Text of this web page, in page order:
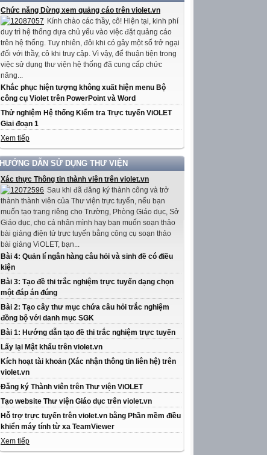
Chức năng Dừng xem quảng cáo trên violet.vn
Kính chào các thầy, cô! Hiện tại, kinh phí
duy trì hệ thống dựa chủ yếu vào việc đặt quảng cáo
trên hệ thống. Tuy nhiên, đôi khi có gây một số trở ngại
đối với thầy, cô khi truy cập. Vì vậy, để thuận tiện trong
việc sử dụng thư viện hệ thống đã cung cấp chức
năng...
Khắc phục hiện tượng không xuất hiện menu Bộ
công cụ Violet trên PowerPoint và Word
Thử nghiệm Hệ thống Kiểm tra Trực tuyến ViOLET
Giai đoạn 1
Xem tiếp
HƯỚNG DẪN SỬ DỤNG THƯ VIỆN
Xác thực Thông tin thành viên trên violet.vn
Sau khi đã đăng ký thành công và trở
thành thành viên của Thư viện trực tuyến, nếu bạn
muốn tạo trang riêng cho Trường, Phòng Giáo dục, Sở
Giáo dục, cho cá nhân mình hay bạn muốn soạn thảo
bài giảng điện tử trực tuyến bằng công cụ soạn thảo
bài giảng ViOLET, bạn...
Bài 4: Quản lí ngân hàng câu hỏi và sinh đề có điều
kiện
Bài 3: Tạo đề thi trắc nghiệm trực tuyến dạng chọn
một đáp án đúng
Bài 2: Tạo cây thư mục chứa câu hỏi trắc nghiệm
đồng bộ với danh mục SGK
Bài 1: Hướng dẫn tạo đề thi trắc nghiệm trực tuyến
Lấy lại Mật khẩu trên violet.vn
Kích hoạt tài khoản (Xác nhận thông tin liên hệ) trên
violet.vn
Đăng ký Thành viên trên Thư viện ViOLET
Tạo website Thư viện Giáo dục trên violet.vn
Hỗ trợ trực tuyến trên violet.vn bằng Phần mềm điều
khiển máy tính từ xa TeamViewer
Xem tiếp